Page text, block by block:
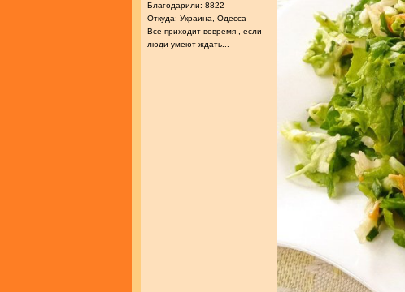
Благодарили: 8822
Откуда: Украина, Одесса
Все приходит вовремя , если
люди умеют ждать...